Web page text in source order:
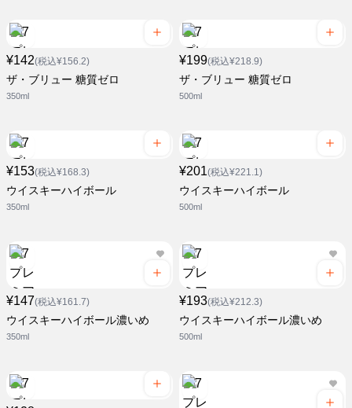
¥142(税込¥156.2)
ザ・ブリュー 糖質ゼロ
350ml
¥199(税込¥218.9)
ザ・ブリュー 糖質ゼロ
500ml
¥153(税込¥168.3)
ウイスキーハイボール
350ml
¥201(税込¥221.1)
ウイスキーハイボール
500ml
¥147(税込¥161.7)
ウイスキーハイボール濃いめ
350ml
¥193(税込¥212.3)
ウイスキーハイボール濃いめ
500ml